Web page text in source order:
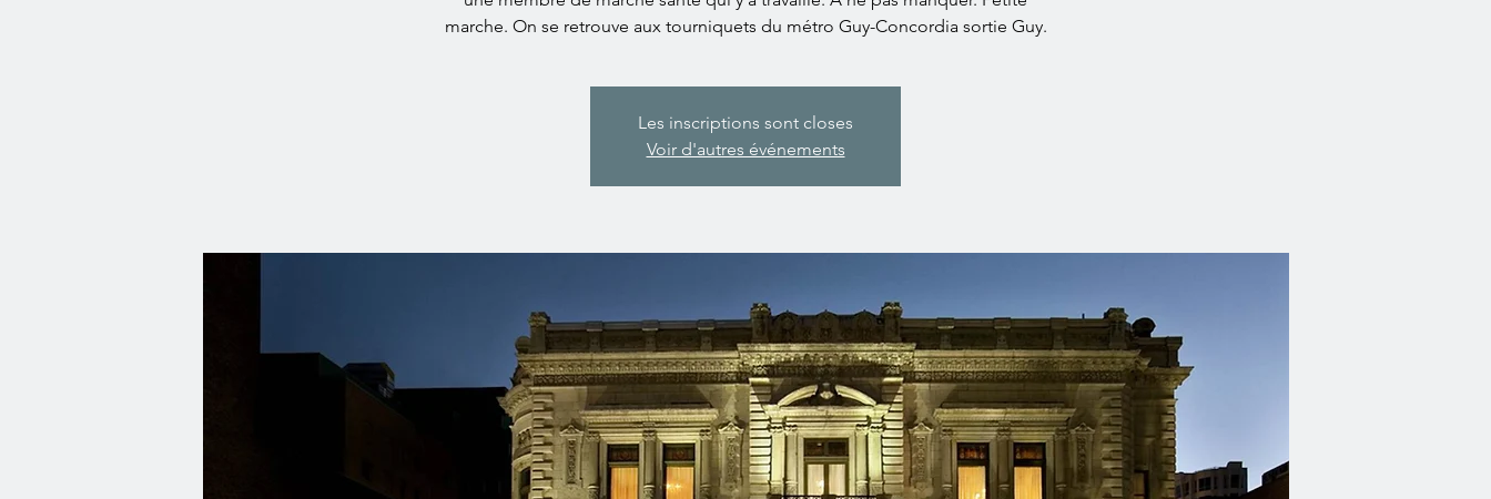
marche. On se retrouve aux tourniquets du métro Guy-Concordia sortie Guy.
Les inscriptions sont closes
Voir d'autres événements